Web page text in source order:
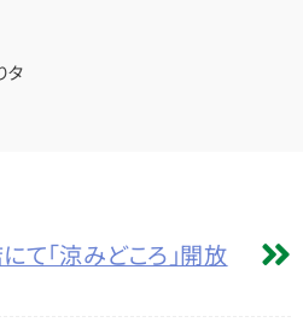
タ
て「涼みどころ」開放